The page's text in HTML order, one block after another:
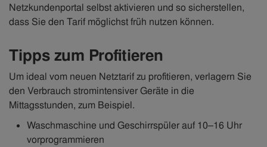
Netzkundenportal selbst aktivieren und so sicherstellen,
dass Sie den Tarif möglichst früh nutzen können.
Tipps zum Profitieren
Um ideal vom neuen Netztarif zu profitieren, verlagern Sie
den Verbrauch stromintensiver Geräte in die
Mittagsstunden, zum Beispiel.
Waschmaschine und Geschirrspüler auf 10–16 Uhr
vorprogrammieren